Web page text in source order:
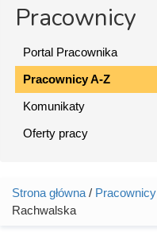
Pracownicy
Portal Pracownika
Pracownicy A-Z
Komunikaty
Oferty pracy
Jesteś tutaj
Strona główna / Pracownicy
Rachwalska